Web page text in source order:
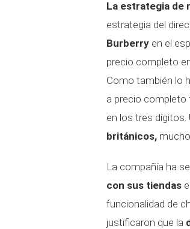
La estrategia de
estrategia del
Burberry en el
precio completo
Como también lo
a precio completo
en los tres dígitos.
británicos,
La compañía ha
con sus tiendas
funcionalidad de
justificaron que la